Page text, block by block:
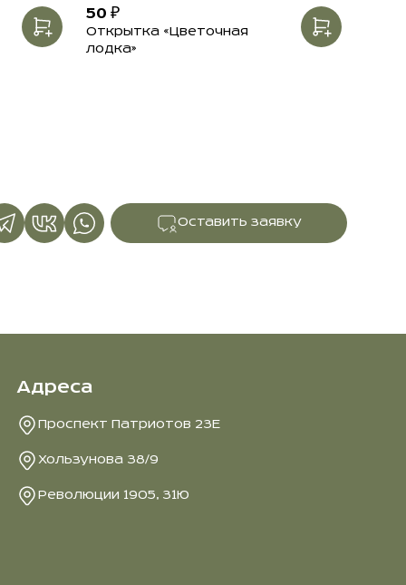
Открытка «Цветочная
лодка»
50 ₽
Оставить заявку
Адреса
Проспект Патриотов 23Е
Хользунова 38/9
Революции 1905, 31Ю